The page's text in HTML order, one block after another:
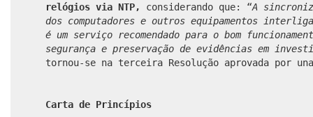
relógios via NTP,
considerando que: “A
dos computadores e outros equipamentos
é um serviço recomendado para o bom
segurança e preservação de evidências em
tornou-se na terceira Resolução aprovada por
Carta de Princípios